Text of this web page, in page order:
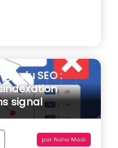
» du SEO :
signal
par Noha Madi